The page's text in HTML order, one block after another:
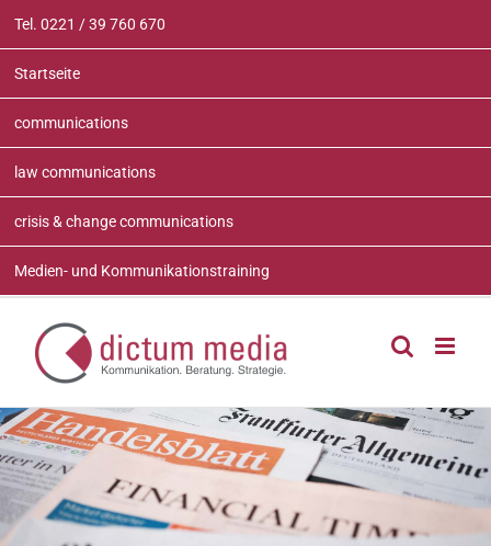
Inhalt
springen
Tel. 0221 / 39 760 670
Startseite
communications
law communications
crisis & change communications
Medien- und Kommunikationstraining